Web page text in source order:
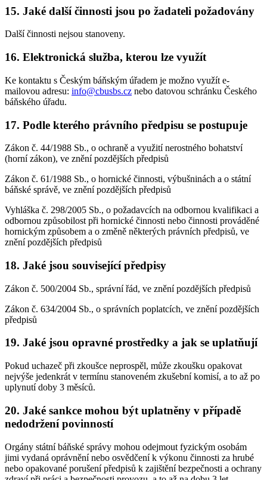
15. Jaké další činnosti jsou po žadateli požadovány
Další činnosti nejsou stanoveny.
16. Elektronická služba, kterou lze využít
Ke kontaktu s Českým báňským úřadem je možno využít e-
mailovou adresu: info@cbusbs.cz nebo datovou schránku Českého
báňského úřadu.
17. Podle kterého právního předpisu se postupuje
Zákon č. 44/1988 Sb., o ochraně a využití nerostného bohatství
(horní zákon), ve znění pozdějších předpisů
Zákon č. 61/1988 Sb., o hornické činnosti, výbušninách a o státní
báňské správě, ve znění pozdějších předpisů
Vyhláška č. 298/2005 Sb., o požadavcích na odbornou kvalifikaci a
odbornou způsobilost při hornické činnosti nebo činnosti prováděné
hornickým způsobem a o změně některých právních předpisů, ve
znění pozdějších předpisů
18. Jaké jsou související předpisy
Zákon č. 500/2004 Sb., správní řád, ve znění pozdějších předpisů
Zákon č. 634/2004 Sb., o správních poplatcích, ve znění pozdějších
předpisů
19. Jaké jsou opravné prostředky a jak se uplatňují
Pokud uchazeč při zkoušce neprospěl, může zkoušku opakovat
nejvýše jedenkrát v termínu stanoveném zkušební komisí, a to až po
uplynutí doby 3 měsíců.
20. Jaké sankce mohou být uplatněny v případě
nedodržení povinností
Orgány státní báňské správy mohou odejmout fyzickým osobám
jimi vydaná oprávnění nebo osvědčení k výkonu činnosti za hrubé
nebo opakované porušení předpisů k zajištění bezpečnosti a ochrany